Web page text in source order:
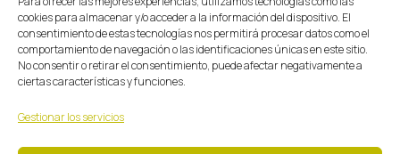
cookies para almacenar y/o acceder a la información del dispositivo. El
consentimiento de estas tecnologías nos permitirá procesar datos como el
comportamiento de navegación o las identificaciones únicas en este sitio.
No consentir o retirar el consentimiento, puede afectar negativamente a
ciertas características y funciones.
Gestionar los servicios
Sociales